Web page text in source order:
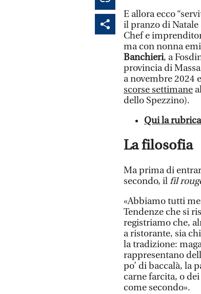
E allora ecco
il pranzo di
Chef e
ma con nonna
Banchieri, a
provincia di
a novembre 2024 e
scorse settimane
dello Spezzino).
Qui la
La filosofia
Ma prima di
secondo, ilfil
«Abbiamo tutti
Tendenze che si
registriamo che,
a ristorante, sia
la tradizione:
rappresentano
po’ di baccalà, la
carne farcita, o
come secondo».